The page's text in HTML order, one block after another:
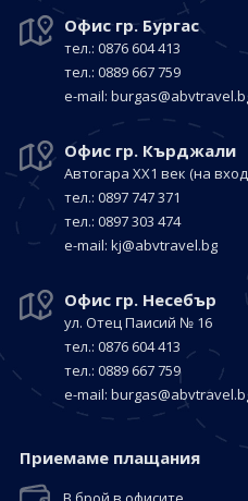
Офис гр. Бургас
тел.: 0876 604 413
тел.: 0889 667 759
е-mail:
Офис гр. Кърджали
Автогара ХХ1 век (на
тел.: 0897 747 371
тел.: 0897 303 474
е-mail: kj@abvtravel.bg
Офис гр. Несебър
ул. Отец Паисий № 16
тел.: 0876 604 413
тел.: 0889 667 759
е-mail:
Приемaме плащания